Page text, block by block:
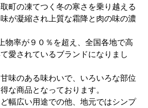
町の凍てつく冬の寒さを乗り越える
が凝縮され上質な霜降と肉の味の濃
物率が９０％を超え、全国各地で高
愛されているブランドになりまし
味のある味わいで、いろいろな部位
な商品となっております。
幅広い用途での他、地元ではシンプ